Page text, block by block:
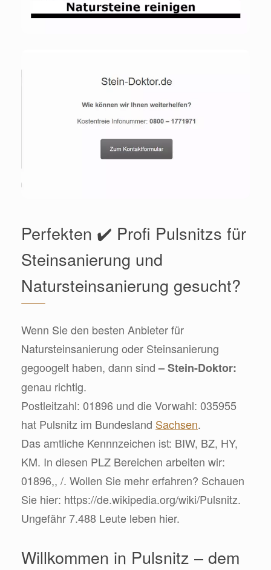
Perfekten ✔️ Profi Pulsnitzs für
Steinsanierung und
Natursteinsanierung gesucht?
Wenn Sie den besten Anbieter für
Natursteinsanierung oder Steinsanierung
gegoogelt haben, dann sind– Stein-Doktor:
genau richtig.
Postleitzahl: 01896 und die Vorwahl: 035955
hat Pulsnitz im Bundesland Sachsen.
Das amtliche Kennnzeichen ist: BIW, BZ, HY,
KM. In diesen PLZ Bereichen arbeiten wir:
01896,, /. Wollen Sie mehr erfahren? Schauen
Sie hier: https://de.wikipedia.org/wiki/Pulsnitz.
Ungefähr 7.488 Leute leben hier.
Willkommen in Pulsnitz – dem